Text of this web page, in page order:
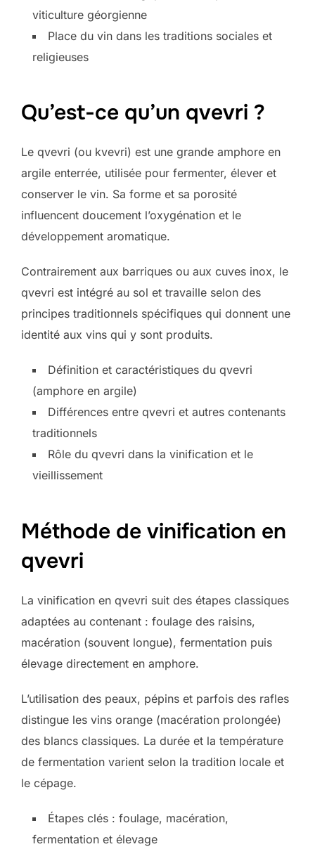
viticulture géorgienne
Place du vin dans les traditions sociales et
religieuses
Qu’est-ce qu’un qvevri ?
Le qvevri (ou kvevri) est une grande amphore en
argile enterrée, utilisée pour fermenter, élever et
conserver le vin. Sa forme et sa porosité
influencent doucement l’oxygénation et le
développement aromatique.
Contrairement aux barriques ou aux cuves inox, le
qvevri est intégré au sol et travaille selon des
principes traditionnels spécifiques qui donnent une
identité aux vins qui y sont produits.
Définition et caractéristiques du qvevri
(amphore en argile)
Différences entre qvevri et autres contenants
traditionnels
Rôle du qvevri dans la vinification et le
vieillissement
Méthode de vinification en
qvevri
La vinification en qvevri suit des étapes classiques
adaptées au contenant : foulage des raisins,
macération (souvent longue), fermentation puis
élevage directement en amphore.
L’utilisation des peaux, pépins et parfois des rafles
distingue les vins orange (macération prolongée)
des blancs classiques. La durée et la température
de fermentation varient selon la tradition locale et
le cépage.
Étapes clés : foulage, macération,
fermentation et élevage